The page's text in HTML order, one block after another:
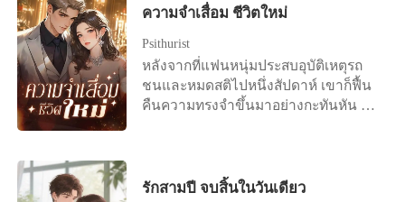
ของนาง ทว่าในระหว่างที่สายฝนกำลัง
ร้องแผ่วเบาราวกับลูกแมวน้อยก็ดังขึ้น
หลี่อันหนิงมองไปยังช่วงขาของมารดา
เห็นบางสิ่งกำลังขยับไหว นางจึงเลิกชุด
สีขาวที่เปรอะเปื้อนไปด้วยโลหิตของ
ห้าขวบรีบถอดเสื้อคลุมด้านนอกอันเปียก
ทำพิธีสวดส่งวิญญาณผู้ตาย ทว่าผ่านไป
กรีดร้องดังลั่น ร่างเล็ก ๆ ของเขาวิ่งไป
หลบอยู่ด้านหลังผู้เป็นอาจารย์ "จี้คงมี
อะไร" "นะนางลืมตาขอรับท่านอาจารย์"
เด็กน้อยชี้นิ้วสั่น ๆ ไปที่ศพบนพื้น "ว่า
ขยับไปมา ก่อนจะปรือลืมขึ้นอย่าง
ลำบากยากเย็น "นี่มัน...เป็นไปไม่ได้" รีบ
ทางเดียวที่จะแก้ไขความผิดก็คือต้องส่ง
ลมหายใจ และด้วยเหตุผลที่เธอเรียกร้อง
บางประการ จึงทำให้เธอได้กลับไปเกิด
ใหม่ในรัชสมัยของราชวงศ์หมิง ในร่าง
ของหญิงสาววัย 19 ปีนามว่า "เฟิ่งต้า
เกาหรงซาน" พระชายาที่เขาเขียน
ความจำเสื่อม ชีวิตใหม่
Psithurist
หลังจากที่แฟนหนุ่มประสบอุบัติเหตุรถ
ชนและหมดสติไปหนึ่งสัปดาห์ เขาก็ฟื้น
คืนความทรงจำขึ้นมาอย่างกะทันหัน
“เรื่องที่เกิดขึ้นในช่วงที่ฉันความจำเสื่อม
รักสามปี จบสิ้นในวันเดียว